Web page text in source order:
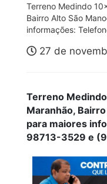
Terreno Medindo
Bairro Alto São
informações:
27 de
Terreno
Maranhão,
para maiores
98713-3529 e